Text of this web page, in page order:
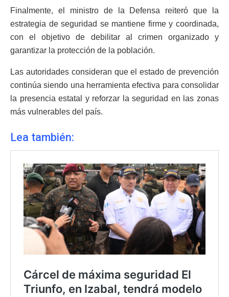
Finalmente, el ministro de la Defensa reiteró que la
estrategia de seguridad se mantiene firme y coordinada,
con el objetivo de debilitar al crimen organizado y
garantizar la protección de la población.
Las autoridades consideran que el estado de prevención
continúa siendo una herramienta efectiva para consolidar
la presencia estatal y reforzar la seguridad en las zonas
más vulnerables del país.
Lea también: